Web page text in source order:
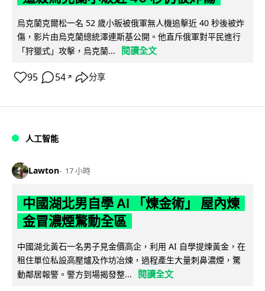
烏克蘭克爾松一名 52 歲小販被俄軍無人機追擊近 40 秒後被炸
傷，影片由烏克蘭總統澤連斯基公開。他直斥俄軍對平民進行
「狩獵式」攻擊，烏克蘭...
閱讀全文
95 54 ↗ 分享
人工智能
Lawton 17 小時
中國湖北男自學 AI 「煉金術」 屋內煉
金冒濃煙驚動全區
中國湖北黃石一名男子見金價高企，利用 AI 自學提煉黃金，在
租住單位私設高壓爐及作坊冶煉，過程產生大量刺鼻濃煙，驚
動鄰居報警。警方到場揭發整...
閱讀全文